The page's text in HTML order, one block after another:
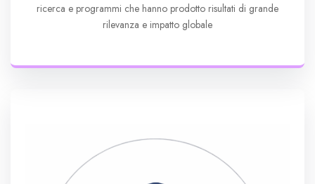
ricerca e programmi che hanno prodotto risultati di grande
rilevanza e impatto globale